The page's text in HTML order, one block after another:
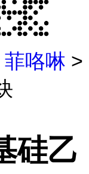
菲咯啉 >
硅乙